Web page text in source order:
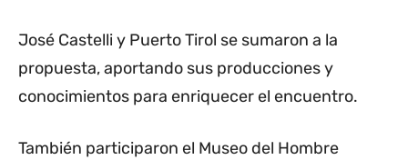
José Castelli y Puerto Tirol se sumaron a la
propuesta, aportando sus producciones y
conocimientos para enriquecer el encuentro.
También participaron el Museo del Hombre